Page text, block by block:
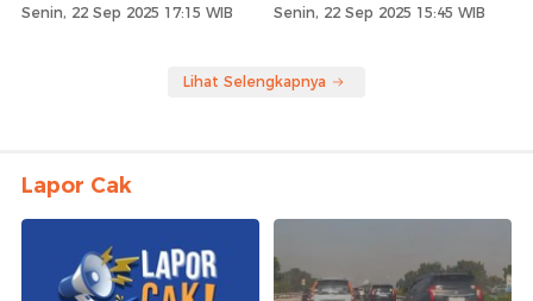
Senin, 22 Sep 2025 17:15 WIB Senin, 22 Sep 2025 15:45 WIB
Lihat Selengkapnya
Lapor Cak